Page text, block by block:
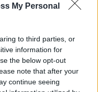
My Personal
to third parties, or
information for
the below opt-out
note that after your
continue seeing
de Ciudad Lineal
de Vox con el